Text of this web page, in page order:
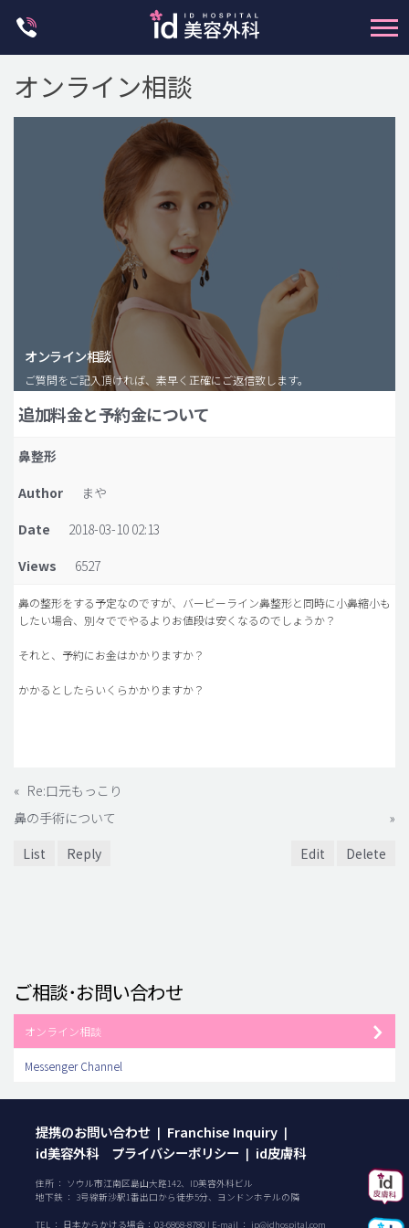
脂肪注入(アンチエイジング)
豊胸手術・バストアップ
プチ整形
idリアルストーリー
idニュース
病院紹介
安全整形
料金一覧
ご相談のお問い合わせ
オンライン相談
オンライン相談
ご質問をご記入頂ければ、素早く正確にご返信致します。
追加料金と予約金について
鼻整形
Author
まや
Date
2018-03-10 02:13
Views
6527
鼻の整形をする予定なのですが、バービーライン鼻整形と同時に小鼻縮小も
したい場合、別々ででやるよりお値段は安くなるのでしょうか？
それと、予約にお金はかかりますか？
かかるとしたらいくらかかりますか？
« Re:口元もっこり
鼻の手術について
»
List
Reply Edit Delete
ご相談･お問い合わせ
オンライン相談
Messenger Channel
提携のお問い合わせ | Franchise Inquiry |
id美容外科 プライバシーポリシー | id皮膚科
住所 ： ソウル市江南区島山大路142、ID美容外科ビル
地下鉄 ： 3号線新沙駅1番出口から徒歩5分、ヨンドンホテルの隣
TEL ： 日本からかける場合： 03-6868-8780 | E-mail ： jp@idhospital.com